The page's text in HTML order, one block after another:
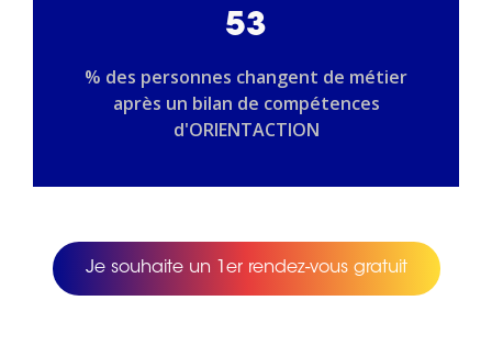
53
% des personnes changent de métier
après un bilan de compétences
d'ORIENTACTION
Je souhaite un 1er rendez-vous gratuit